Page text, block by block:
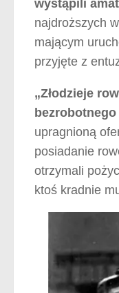
wystąpili
najdroższych
mającym
przyjęte z
„Złodzieje
bezrobotnego
upragnioną
posiadanie
otrzymali
ktoś kradnie